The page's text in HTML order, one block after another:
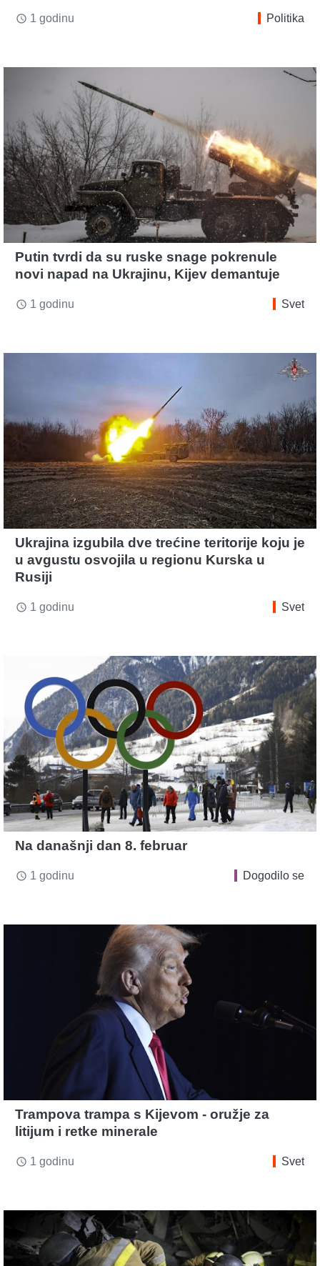
access_time 1 godinu Politika
Putin tvrdi da su ruske snage pokrenule
novi napad na Ukrajinu, Kijev demantuje
access_time 1 godinu Svet
Ukrajina izgubila dve trećine teritorije koju je
u avgustu osvojila u regionu Kurska u
Rusiji
access_time 1 godinu Svet
Na današnji dan 8. februar
access_time 1 godinu Dogodilo se
Trampova trampa s Kijevom - oružje za
litijum i retke minerale
access_time 1 godinu Svet